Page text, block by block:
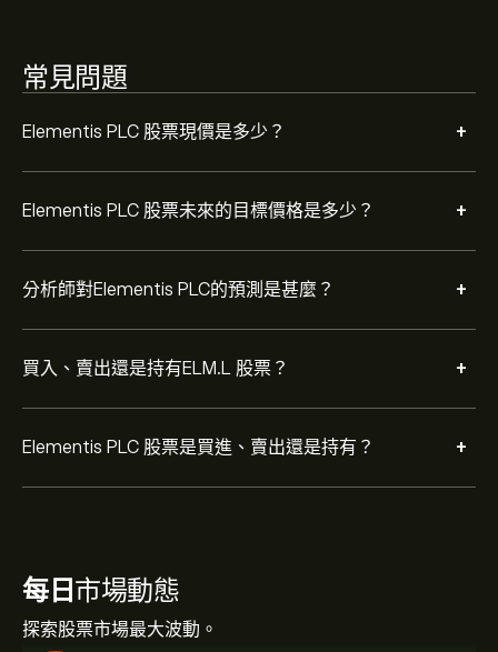
常見問題
Elementis PLC 股票現價是多少？ +
Elementis PLC 股票未來的目標價格是多少？ +
分析師對Elementis PLC的預測是甚麼？ +
買入、賣出還是持有ELM.L 股票？ +
Elementis PLC 股票是買進、賣出還是持有？ +
每日 市場動態
探索股票市場最大波動。